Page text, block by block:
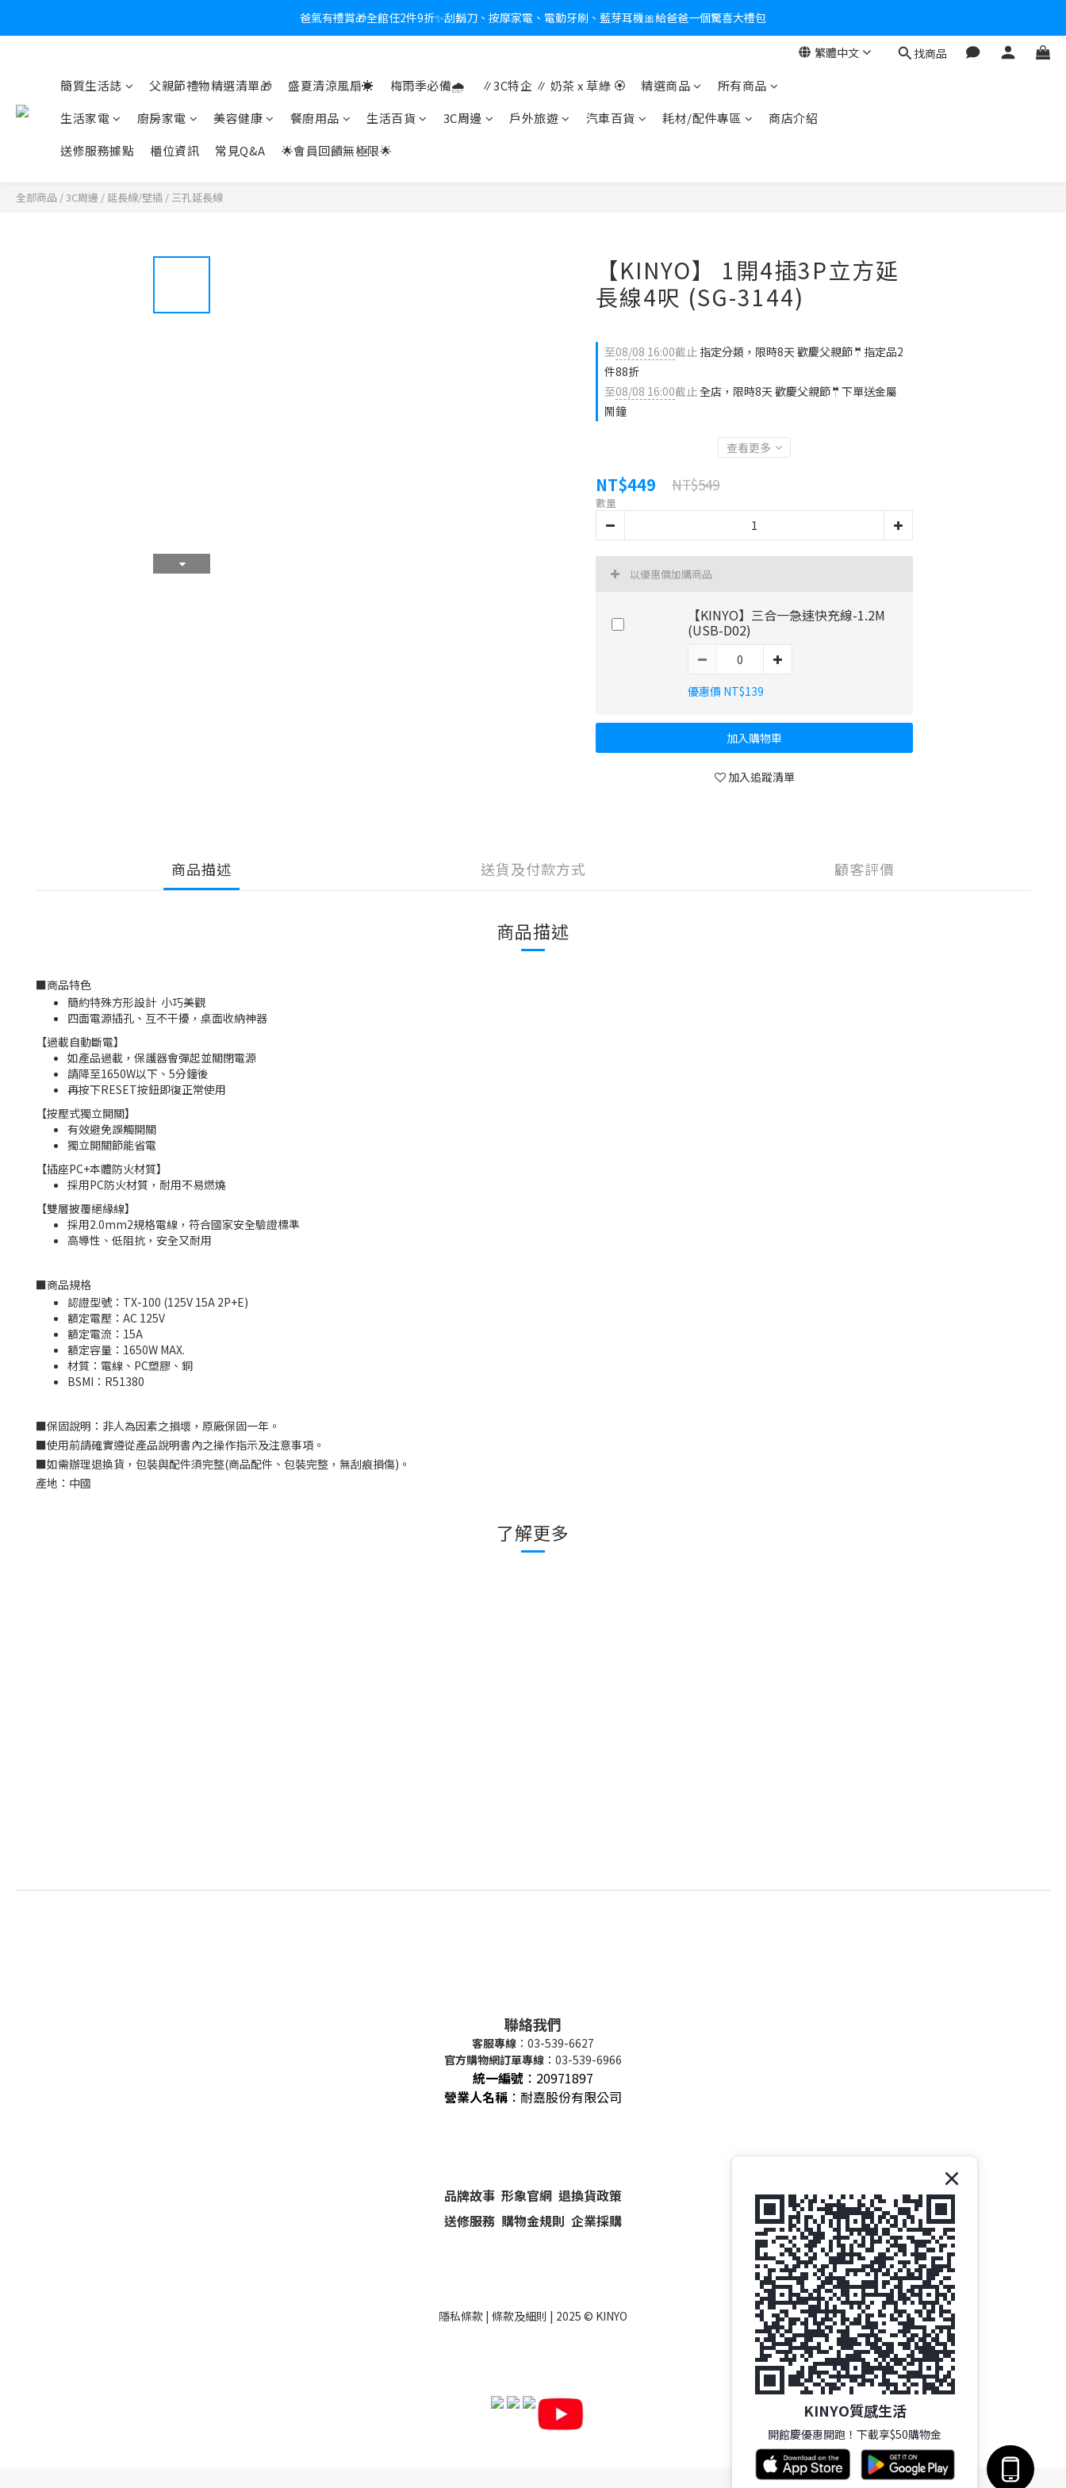
新會員送$100購物金✨再享消費回饋無極限
爸氣有禮賞🎁全館任2件9折✨刮鬍刀、按摩家電、電動牙刷、藍芽耳機🎀給爸爸一個驚喜大禮包
新會員送$100購物金✨再享消費回饋無極限
繁體中文 找商品
簡質生活誌 父親節禮物精選清單🎁 盛夏清涼風扇☀️ 梅雨季必備🌧️ ∥3C特企 ∥ 奶茶 x 草綠 🏵 精選商品
所有商品
生活家電
廚房家電 美容健康 餐廚用品 生活百貨 3C周邊 戶外旅遊 汽車百貨 耗材/配件專區
商店介紹
送修服務據點
櫃位資訊 常見Q&A 🌟會員回饋無極限🌟
全部商品 /3C周邊 / 延長線/壁插 / 三孔延長線
【KINYO】 1開4插3P立方延
長線4呎 (SG-3144)
至08/08 16:00截止 指定分類，限時8天 歡慶父親節🤵指定品2
件88折
至08/08 16:00截止全店，限時8天 歡慶父親節🤵下單送金屬
鬧鐘
查看更多
NT$449 NT$549
數量
以優惠價加購商品
【KINYO】三合一急速快充線-1.2M
(USB-D02)
優惠價 NT$139
加入購物車
加入追蹤清單
商品描述 送貨及付款方式 顧客評價
商品描述
■商品特色
簡約特殊方形設計 小巧美觀
四面電源插孔、互不干擾，桌面收納神器
【過載自動斷電】
如產品過載，保護器會彈起並關閉電源
請降至1650W以下、5分鐘後
再按下RESET按鈕即復正常使用
【按壓式獨立開關】
有效避免誤觸開關
獨立開關節能省電
【插座PC+本體防火材質】
採用PC防火材質，耐用不易燃燒
【雙層披覆絕緣線】
採用2.0mm2規格電線，符合國家安全驗證標準
高導性、低阻抗，安全又耐用
■商品規格
認證型號：TX-100 (125V 15A 2P+E)
額定電壓：AC 125V
額定電流：15A
額定容量：1650W MAX.
材質：電線、PC塑膠、銅
BSMI： R51380
■保固說明：非人為因素之損壞，原廠保固一年。
■使用前請確實遵從產品說明書內之操作指示及注意事項。
■如需辦理退換貨，包裝與配件須完整(商品配件、包裝完整，無刮痕損傷) 。
產地：中國
了解更多
聯絡我們
客服專線 ：03-539-6627
官方購物網訂單專線 ：03-539-6966
統一編號 ： 20971897
營業人名稱 ：耐嘉股份有限公司
品牌故事 形象官網 退換貨政策
送修服務 購物金規則 企業採購
隱私條款 | 條款及細則 | 2025 © KINYO
KINYO質感生活
開館慶優惠開跑！下載享$50購物金